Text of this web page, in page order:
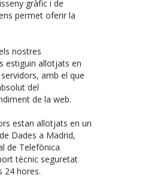
gràfic i de
permet oferir la
nostres
estiguin allotjats en
amb el que
del
de la web.
estan allotjats en un
Dades a Madrid,
de Telefònica
tècnic seguretat
24 hores.